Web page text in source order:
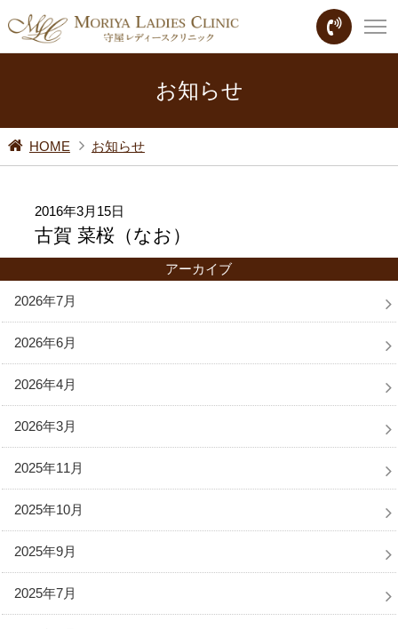
お知らせ
HOME お知らせ
2016年3月15日
古賀 菜桜（なお）
アーカイブ
2026年7月
2026年6月
2026年4月
2026年3月
2025年11月
2025年10月
2025年9月
2025年7月